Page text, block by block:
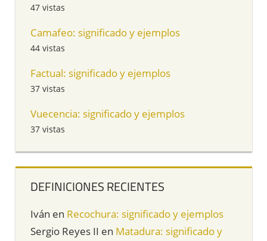
47 vistas
Camafeo: significado y ejemplos
44 vistas
Factual: significado y ejemplos
37 vistas
Vuecencia: significado y ejemplos
37 vistas
DEFINICIONES RECIENTES
Iván en Recochura: significado y ejemplos
Sergio Reyes II en Matadura: significado y